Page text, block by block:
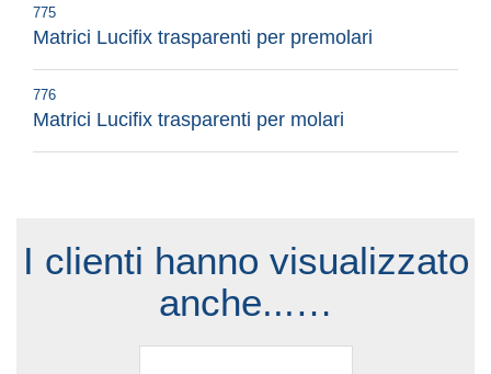
775
Matrici Lucifix trasparenti per premolari
776
Matrici Lucifix trasparenti per molari
I clienti hanno visualizzato
anche...…